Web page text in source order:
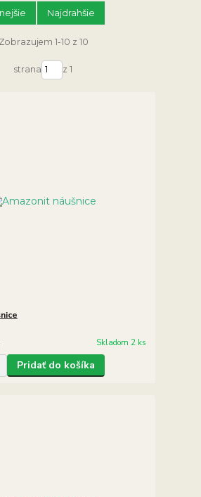
Najdrahšie
Zobrazujem 1-10 z 10
strana z 1
Skladom 2 ks
Pridať do košíka